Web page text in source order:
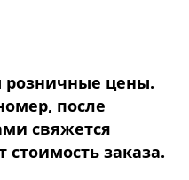
розничные цены.
после
свяжется
заказа.